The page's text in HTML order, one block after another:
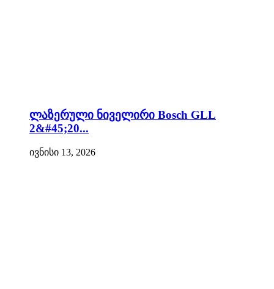
ლაზერული ნიველირი Bosch GLL
2&#45;20...
ივნისი 13, 2026